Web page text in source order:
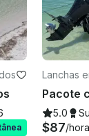
Lanchas
5.0
$87/hora